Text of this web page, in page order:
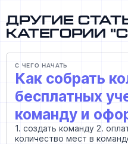
Другие
категории
С ЧЕГО НАЧАТЬ
Как собрать
бесплатных
команду и
1. создать команду 2.
количество мест в